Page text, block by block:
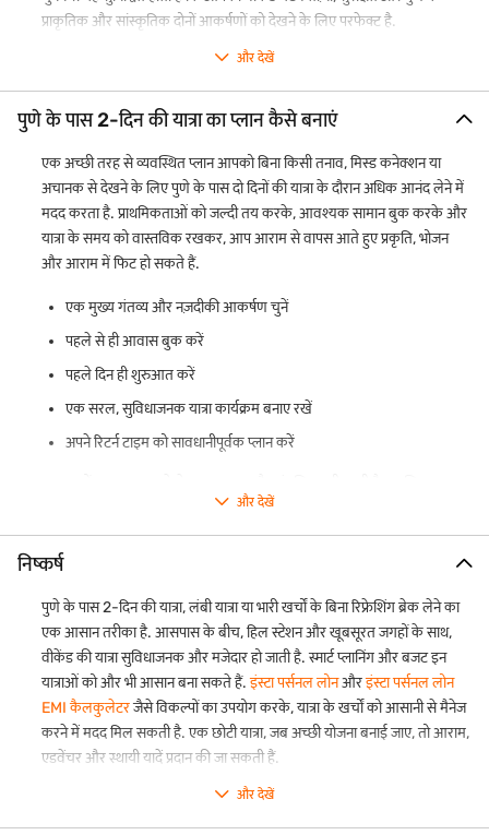
प्राकृतिक और सांस्कृतिक दोनों आकर्षणों को देखने के लिए परफेक्ट है.
और देखें
पुणे के पास 2-दिन की यात्रा का प्लान कैसे बनाएं
एक अच्छी तरह से व्यवस्थित प्लान आपको बिना किसी तनाव, मिस्ड कनेक्शन या
अचानक से देखने के लिए पुणे के पास दो दिनों की यात्रा के दौरान अधिक आनंद लेने में
मदद करता है. प्राथमिकताओं को जल्दी तय करके, आवश्यक सामान बुक करके और
यात्रा के समय को वास्तविक रखकर, आप आराम से वापस आते हुए प्रकृति, भोजन
और आराम में फिट हो सकते हैं.
एक मुख्य गंतव्य और नज़दीकी आकर्षण चुनें
पहले से ही आवास बुक करें
पहले दिन ही शुरुआत करें
एक सरल, सुविधाजनक यात्रा कार्यक्रम बनाए रखें
अपने रिटर्न टाइम को सावधानीपूर्वक प्लान करें
आराम से, संतुष्ट होकर और आगे के सप्ताह के लिए तैयार रहें.
और देखें
निष्कर्ष
पुणे के पास 2-दिन की यात्रा, लंबी यात्रा या भारी खर्चों के बिना रिफ्रेशिंग ब्रेक लेने का
एक आसान तरीका है. आसपास के बीच, हिल स्टेशन और खूबसूरत जगहों के साथ,
वीकेंड की यात्रा सुविधाजनक और मजेदार हो जाती है. स्मार्ट प्लानिंग और बजट इन
यात्राओं को और भी आसान बना सकते हैं.इंस्टा पर्सनल लोनऔरइंस्टा पर्सनल लोन
EMI कैलकुलेटरजैसे विकल्पों का उपयोग करके, यात्रा के खर्चों को आसानी से मैनेज
करने में मदद मिल सकती है. एक छोटी यात्रा, जब अच्छी योजना बनाई जाए, तो आराम,
एडवेंचर और स्थायी यादें प्रदान की जा सकती हैं.
और देखें